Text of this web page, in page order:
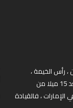
، رأس الخيمة ،
الفجيرة كوتاكال الأيورفيدا دبى او عجمان على بعد 15 ميلا من
، فالقيادة